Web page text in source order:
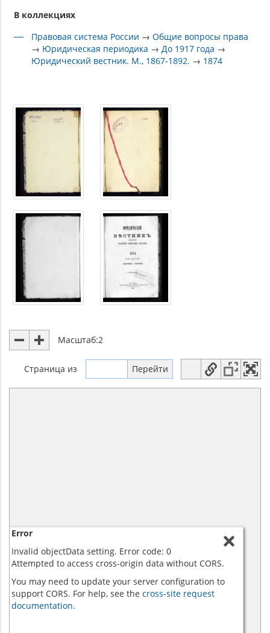
В коллекциях
Правовая система России →Общие вопросы права
→ Юридическая периодика →До 1917 года →
Юридический вестник. М., 1867-1892. → 1874
Масштаб:2
Страница из
Error
Invalid objectData setting. Error code: 0
Attempted to access cross-origin data without CORS.
You may need to update your server configuration to
support CORS. For help, see the cross-site request
documentation.